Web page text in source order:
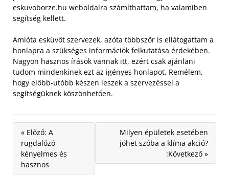
eskuvoborze.hu weboldalra számíthattam, ha valamiben
segítség kellett.
Amióta esküvőt szervezek, azóta többször is ellátogattam a
honlapra a szükséges információk felkutatása érdekében.
Nagyon hasznos írások vannak itt, ezért csak ajánlani
tudom mindenkinek ezt az igényes honlapot. Remélem,
hogy előbb-utóbb készen leszek a szervezéssel a
segítségüknek köszönhetően.
« Előző: A
rugdalózó
kényelmes és
hasznos
Milyen épületek esetében
jöhet szóba a klíma akció?
:Következő »